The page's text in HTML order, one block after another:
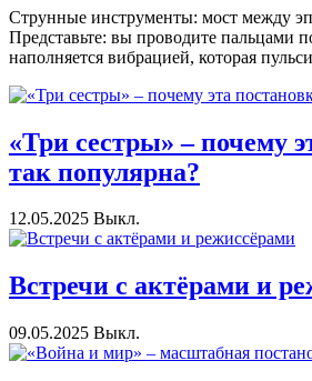
Струнные инструменты: мост между
Представьте: вы проводите пальцами
наполняется вибрацией, которая
«Три сестры» – почему
так популярна?
12.05.2025 Выкл.
Встречи с актёрами и
09.05.2025 Выкл.